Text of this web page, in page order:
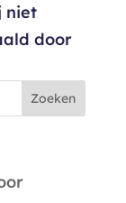
niet
door